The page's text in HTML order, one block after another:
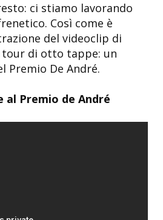
ci stiamo lavorando
Così come è
del videoclip di
tour di otto tappe: un
Premio De André.
al Premio de André